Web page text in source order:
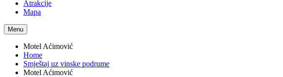
Atrakcije
Mapa
Menu
Motel Aćimović
Home
Smještaj uz vinske podrume
Motel Aćimović